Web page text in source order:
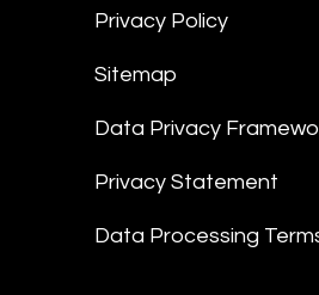
Privacy Policy
Sitemap
Data Privacy
Privacy Statement
Data Processing